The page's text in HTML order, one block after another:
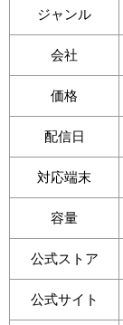
ジャンル
会社
価格
配信日
対応端末
容量
公式ストア
公式サイト